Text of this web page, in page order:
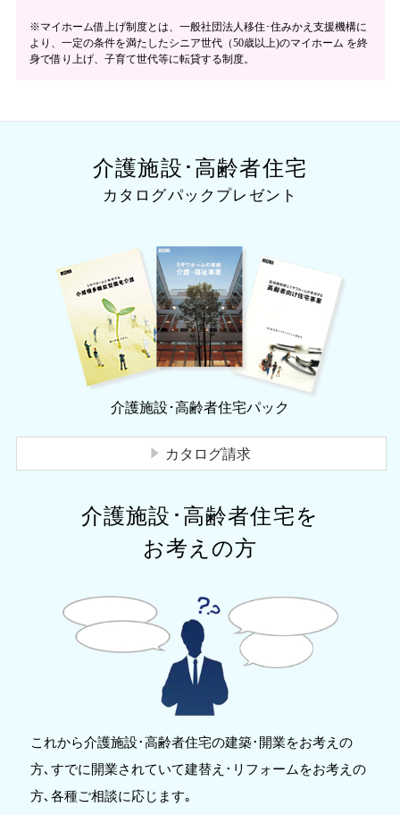
※マイホーム借上げ制度とは、一般社団法人移住･住みかえ支援機構に
より、一定の条件を満たしたシニア世代（50歳以上)のマイホーム を終
身で借り上げ、子育て世代等に転貸する制度。
介護施設･高齢者住宅
カタログパックプレゼント
介護施設･高齢者住宅パック
カタログ請求
介護施設･高齢者住宅を
お考えの方
これから介護施設･高齢者住宅の建築･開業をお考えの
方､すでに開業されていて建替え･リフォームをお考えの
方､各種ご相談に応じます｡